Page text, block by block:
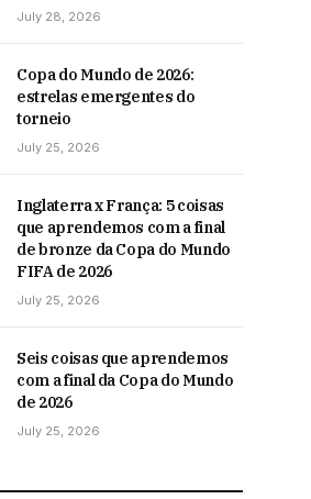
July 28, 2026
Copa do Mundo de 2026:
estrelas emergentes do
torneio
July 25, 2026
Inglaterra x França: 5 coisas
que aprendemos com a final
de bronze da Copa do Mundo
FIFA de 2026
July 25, 2026
Seis coisas que aprendemos
com a final da Copa do Mundo
de 2026
July 25, 2026